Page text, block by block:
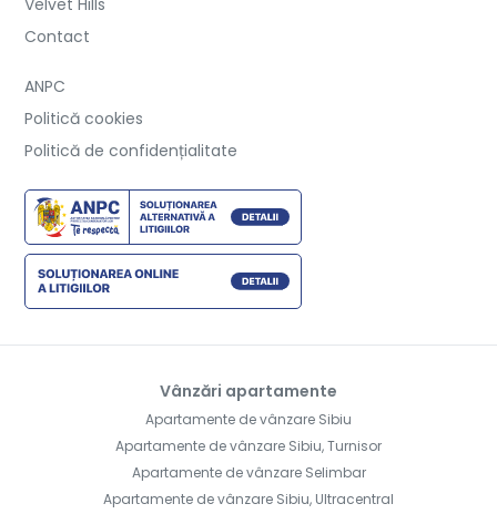
Contact
ANPC
Politică cookies
Politică de confidențialitate
Vânzări apartamente
Apartamente de vânzare Sibiu
Apartamente de vânzare Sibiu, Turnisor
Apartamente de vânzare Selimbar
Apartamente de vânzare Sibiu, Ultracentral